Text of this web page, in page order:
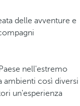
delle avventure e
nell'estremo
ambienti così diversi
un'esperienza